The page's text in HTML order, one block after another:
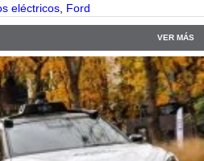
eléctricos, Ford
VER MÁS